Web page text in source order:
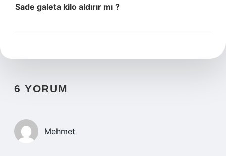
Sade galeta kilo aldırır mı ?
6 YORUM
Mehmet